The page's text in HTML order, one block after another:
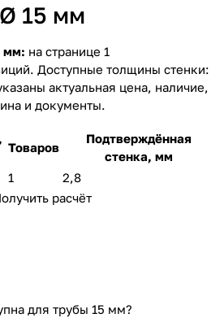
15 мм
мм: на странице 1
Доступные толщины стенки:
актуальная цена, наличие,
и документы.
Товаров
Подтверждённая
стенка, мм
1
2,8
расчёт
для трубы 15 мм?